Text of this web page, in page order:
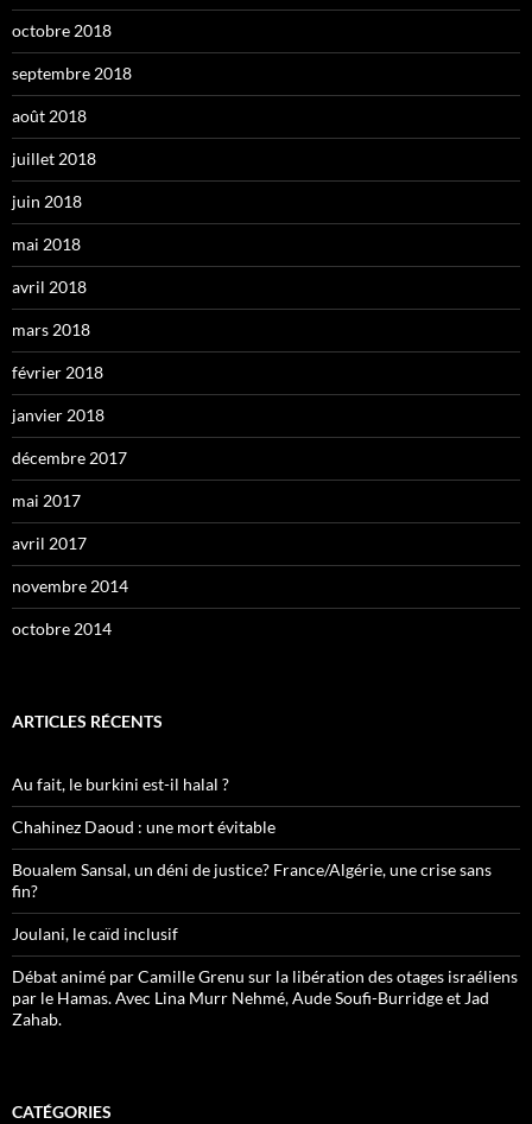
octobre 2018
septembre 2018
août 2018
juillet 2018
juin 2018
mai 2018
avril 2018
mars 2018
février 2018
janvier 2018
décembre 2017
mai 2017
avril 2017
novembre 2014
octobre 2014
ARTICLES RÉCENTS
Au fait, le burkini est-il halal ?
Chahinez Daoud : une mort évitable
Boualem Sansal, un déni de justice? France/Algérie, une crise sans
fin?
Joulani, le caïd inclusif
Débat animé par Camille Grenu sur la libération des otages israéliens
par le Hamas. Avec Lina Murr Nehmé, Aude Soufi-Burridge et Jad
Zahab.
CATÉGORIES